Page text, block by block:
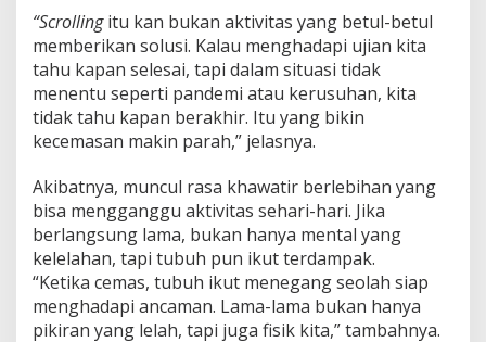
l
l
i
n
g
“Scrollingitu kan bukan aktivitas yang betul-betul
memberikan solusi. Kalau menghadapi ujian kita
tahu kapan selesai, tapi dalam situasi tidak
menentu seperti pandemi atau kerusuhan, kita
tidak tahu kapan berakhir. Itu yang bikin
kecemasan makin parah,” jelasnya.
Akibatnya, muncul rasa khawatir berlebihan yang
bisa mengganggu aktivitas sehari-hari. Jika
berlangsung lama, bukan hanya mental yang
kelelahan, tapi tubuh pun ikut terdampak.
“Ketika cemas, tubuh ikut menegang seolah siap
menghadapi ancaman. Lama-lama bukan hanya
pikiran yang lelah, tapi juga fisik kita,” tambahnya.